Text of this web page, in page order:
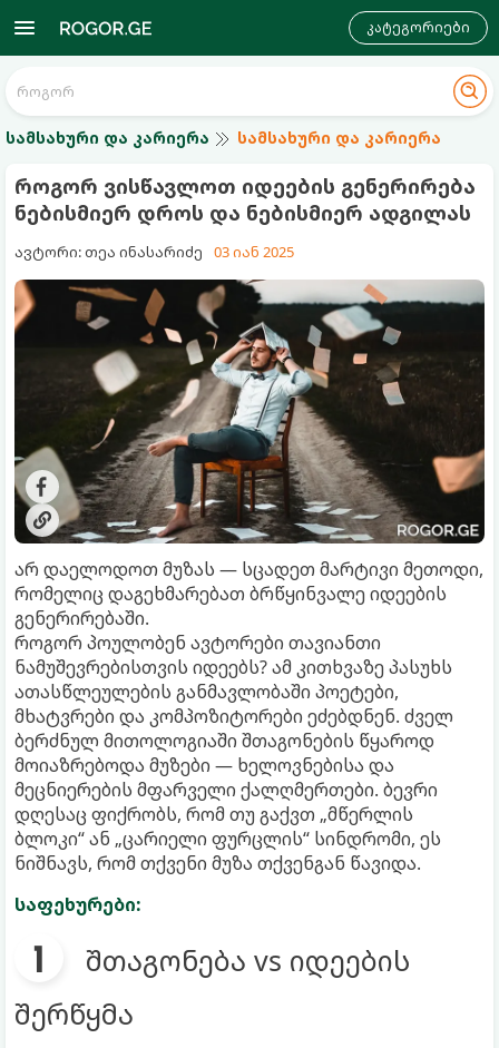
კატეგორიები
სამსახური და კარიერა სამსახური და კარიერა
როგორ ვისწავლოთ იდეების გენერირება
ნებისმიერ დროს და ნებისმიერ ადგილას
ავტორი: თეა ინასარიძე 03 იან 2025
არ დაელოდოთ მუზას — სცადეთ მარტივი მეთოდი,
რომელიც დაგეხმარებათ ბრწყინვალე იდეების
გენერირებაში.
როგორ პოულობენ ავტორები თავიანთი
ნამუშევრებისთვის იდეებს? ამ კითხვაზე პასუხს
ათასწლეულების განმავლობაში პოეტები,
მხატვრები და კომპოზიტორები ეძებდნენ. ძველ
ბერძნულ მითოლოგიაში შთაგონების წყაროდ
მოიაზრებოდა მუზები — ხელოვნებისა და
მეცნიერების მფარველი ქალღმერთები. ბევრი
დღესაც ფიქრობს, რომ თუ გაქვთ „მწერლის
ბლოკი“ ან „ცარიელი ფურცლის“ სინდრომი, ეს
ნიშნავს, რომ თქვენი მუზა თქვენგან წავიდა.
საფეხურები:
შთაგონება vs იდეების
შერწყმა